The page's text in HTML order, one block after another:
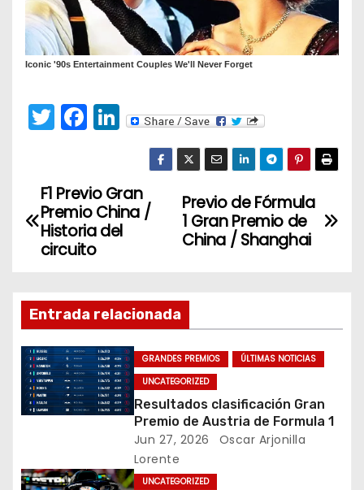
T
w
er
F
a
e
b
o
k
Li
e
dI
n
N
a
e
g
a
c
ó
Previo de Fórmula
1 Gran Premio de
China / Shanghai
F1 Previo Gran
Premio China /
Historia del
circuito
Entrada relacionada
GRANDES PREMIOS
ÚLTIMAS NOTICIAS
UNCATEGORIZED
Resultados clasificación Gran
Premio de Austria de Formula 1
Jun 27, 2026
Oscar Arjonilla
Lorente
UNCATEGORIZED